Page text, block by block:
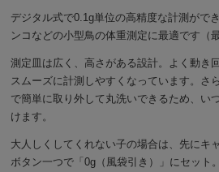
デジタル式で0.1g単位の高精度な計測がで
ンコなどの小型鳥の体重測定に最適です（
測定皿は広く、高さがある設計。よく動き
スムーズに計測しやすくなっています。さ
で簡単に取り外して丸洗いできるため、い
けます。
大人しくしてくれない子の場合は、先にキ
ボタン一つで「0g（風袋引き）」にセット